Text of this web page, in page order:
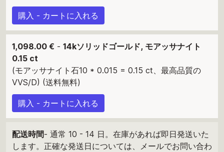
購入 - カートに入れる
1,098.00 € - 14kソリッドゴールド, モアッサナイト
0.15 ct
(モアッサナイト石10 * 0.015 = 0.15 ct、最高品質の
VVS/D) (送料無料)
購入 - カートに入れる
配送時間- 通常 10 - 14 日。在庫があれば即日発送いた
します。正確な発送日については、メールでお問い合わ